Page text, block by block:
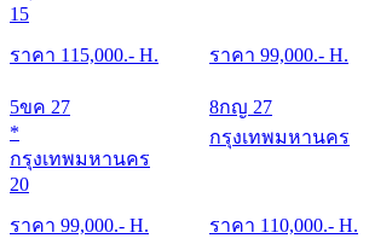
15
ราคา 115,000.- H. ราคา 99,000.- H.
5ขค 27
*
กรุงเทพมหานคร
20
ราคา 99,000.- H.
8กญ 27
กรุงเทพมหานคร
ราคา 110,000.- H.